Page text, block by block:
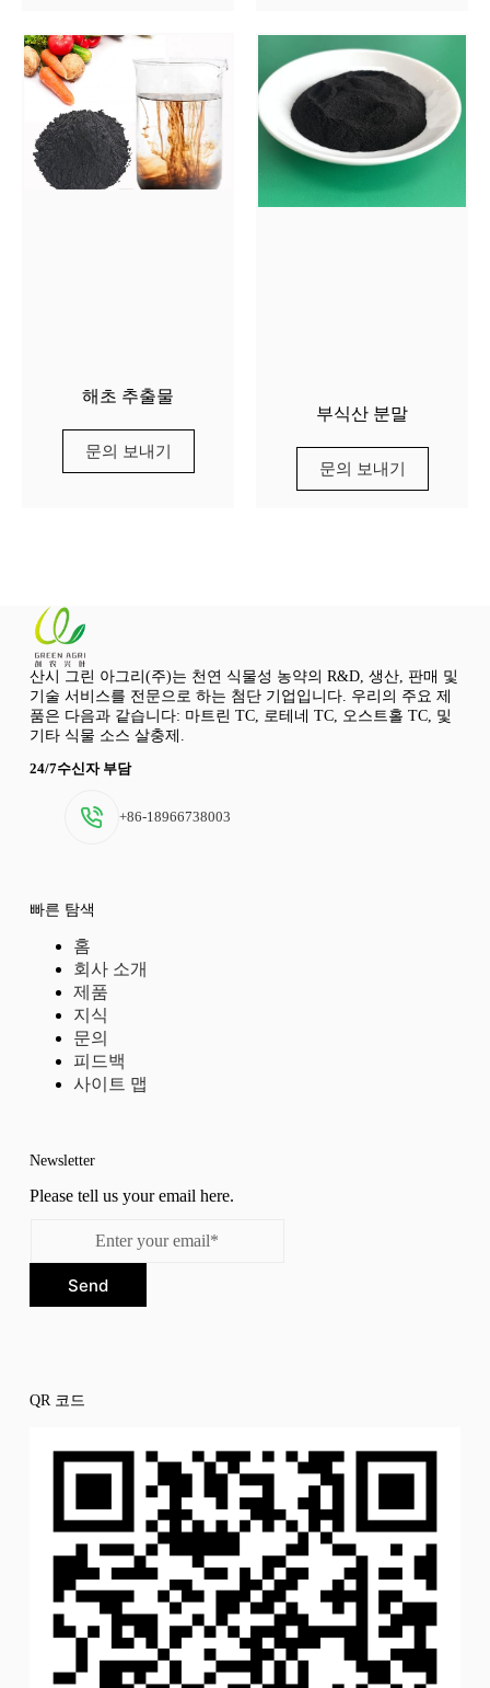
해초 추출물
문의 보내기
부식산 분말
문의 보내기
산시 그린 아그리(주)는 천연 식물성 농약의 R&D, 생산, 판매 및
기술 서비스를 전문으로 하는 첨단 기업입니다. 우리의 주요 제
품은 다음과 같습니다: 마트린 TC, 로테네 TC, 오스트홀 TC, 및
기타 식물 소스 살충제.
24/7수신자 부담
+86-18966738003
빠른 탐색
홈
회사 소개
제품
지식
문의
피드백
사이트 맵
Newsletter
Please tell us your email here.
Send
QR 코드